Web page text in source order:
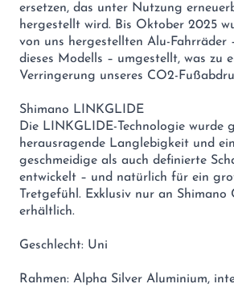
ersetzen, das unter Nutzung
hergestellt wird. Bis Oktober 2025
von uns hergestellten Alu-Fahrräder
dieses Modells – umgestellt, was zu
Verringerung unseres CO2-
Shimano LINKGLIDE
Die LINKGLIDE-Technologie wurde
herausragende Langlebigkeit und
geschmeidige als auch definierte
entwickelt – und natürlich für ein
Tretgefühl. Exklusiv nur an Shimano
erhältlich.
Geschlecht: Uni
Rahmen: Alpha Silver Aluminium,